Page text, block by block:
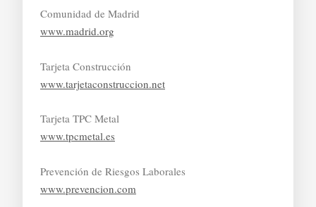
Comunidad de Madrid
www.madrid.org
Tarjeta Construcción
www.tarjetaconstruccion.net
Tarjeta TPC Metal
www.tpcmetal.es
Prevención de Riesgos Laborales
www.prevencion.com